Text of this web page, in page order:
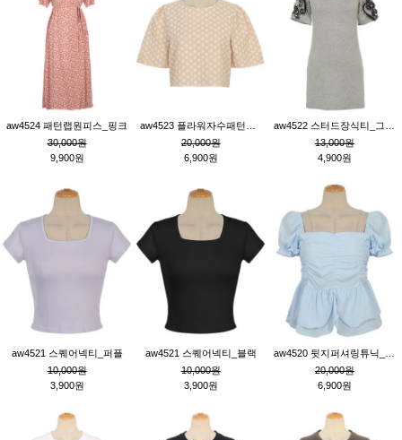
aw4524 패턴랩원피스_핑크
30,000원
9,900원
20,000원
6,900원
13,000원
4,900원
aw4521 스퀘어넥티_퍼플
10,000원
3,900원
aw4521 스퀘어넥티_블랙
10,000원
3,900원
20,000원
6,900원